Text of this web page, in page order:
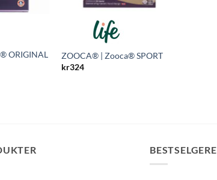
ORIGINAL
ZOOCA® | Zooca® SPORT
kr324
BESTSELGERE